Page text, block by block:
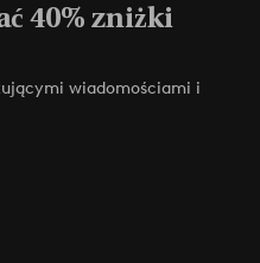
40% zniżki
wiadomościami i